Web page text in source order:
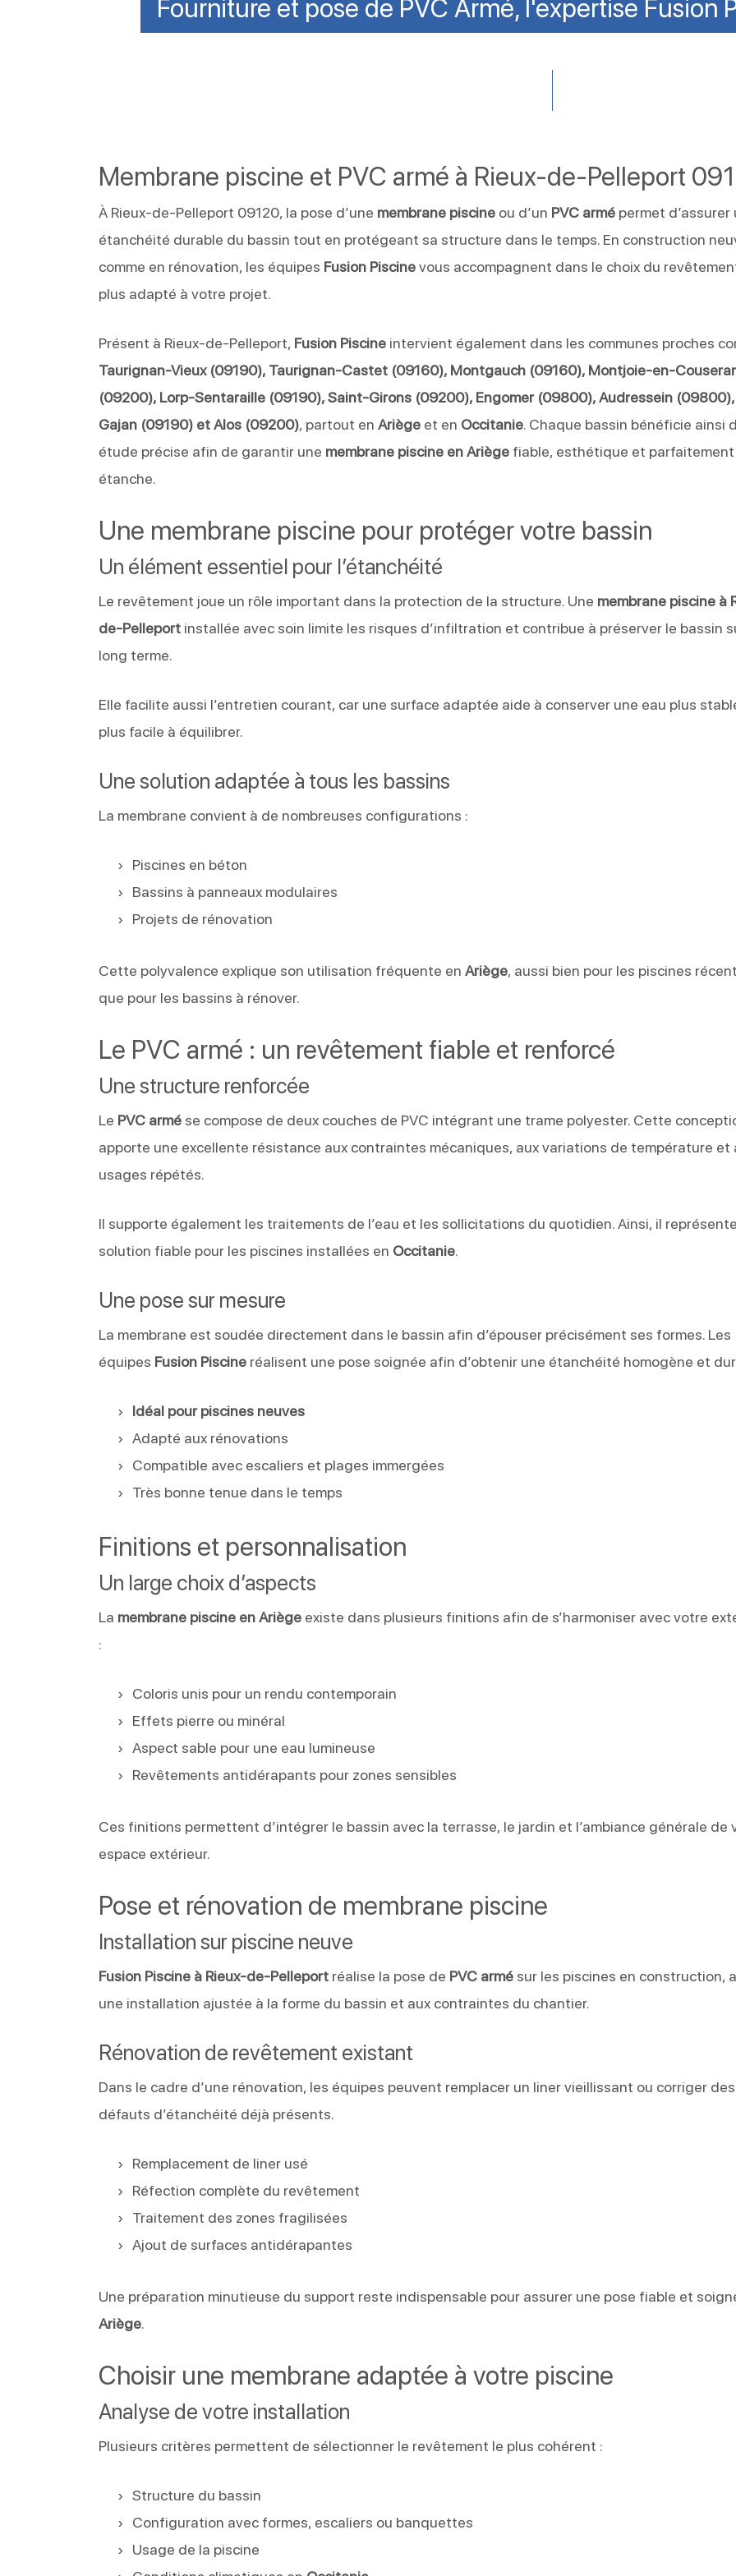
Fourniture et pose de PVC Armé, l'expertise Fusion
Membrane piscine et PVC armé à Rieux-de-Pelleport
À Rieux-de-Pelleport 09120, la pose d’une membrane piscine ou d’un PVC armé permet d’assurer
étanchéité durable du bassin tout en protégeant sa structure dans le temps. En construction
comme en rénovation, les équipes Fusion Piscinevous accompagnent dans le choix du
plus adapté à votre projet.
Présent à Rieux-de-Pelleport, Fusion Piscine intervient également dans les communes proches
Taurignan-Vieux (09190), Taurignan-Castet (09160), Montgauch (09160), Montjoie-en-
(09200), Lorp-Sentaraille (09190), Saint-Girons (09200), Engomer (09800), Audressein (09800),
Gajan (09190) et Alos (09200), partout enAriège et en Occitanie. Chaque bassin bénéficie ainsi
étude précise afin de garantir une membrane piscine en Ariège fiable, esthétique et parfaitement
étanche.
Une membrane piscine pour protéger votre bassin
Un élément essentiel pour l’étanchéité
Le revêtement joue un rôle important dans la protection de la structure. Une membrane piscine à
de-Pelleport installée avec soin limite les risques d’infiltration et contribue à préserver le bassin
long terme.
Elle facilite aussi l’entretien courant, car une surface adaptée aide à conserver une eau plus
plus facile à équilibrer.
Une solution adaptée à tous les bassins
La membrane convient à de nombreuses configurations :
Piscines en béton
Bassins à panneaux modulaires
Projets de rénovation
Cette polyvalence explique son utilisation fréquente enAriège, aussi bien pour les piscines
que pour les bassins à rénover.
Le PVC armé : un revêtement fiable et renforcé
Une structure renforcée
Le PVC armé se compose de deux couches de PVC intégrant une trame polyester. Cette
apporte une excellente résistance aux contraintes mécaniques, aux variations de température et
usages répétés.
Il supporte également les traitements de l’eau et les sollicitations du quotidien. Ainsi, il
solution fiable pour les piscines installées en Occitanie.
Une pose sur mesure
La membrane est soudée directement dans le bassin afin d’épouser précisément ses formes. Les
équipes Fusion Piscine réalisent une pose soignée afin d’obtenir une étanchéité homogène et
Idéal pour piscines neuves
Adapté aux rénovations
Compatible avec escaliers et plages immergées
Très bonne tenue dans le temps
Finitions et personnalisation
Un large choix d’aspects
La membrane piscine en Ariège existe dans plusieurs finitions afin de s’harmoniser avec votre
:
Coloris unis pour un rendu contemporain
Effets pierre ou minéral
Aspect sable pour une eau lumineuse
Revêtements antidérapants pour zones sensibles
Ces finitions permettent d’intégrer le bassin avec la terrasse, le jardin et l’ambiance générale de
espace extérieur.
Pose et rénovation de membrane piscine
Installation sur piscine neuve
Fusion Piscine à Rieux-de-Pelleport réalise la pose de PVC armé sur les piscines en construction,
une installation ajustée à la forme du bassin et aux contraintes du chantier.
Rénovation de revêtement existant
Dans le cadre d’une rénovation, les équipes peuvent remplacer un liner vieillissant ou corriger des
défauts d’étanchéité déjà présents.
Remplacement de liner usé
Réfection complète du revêtement
Traitement des zones fragilisées
Ajout de surfaces antidérapantes
Une préparation minutieuse du support reste indispensable pour assurer une pose fiable et
Ariège.
Choisir une membrane adaptée à votre piscine
Analyse de votre installation
Plusieurs critères permettent de sélectionner le revêtement le plus cohérent :
Structure du bassin
Configuration avec formes, escaliers ou banquettes
Usage de la piscine